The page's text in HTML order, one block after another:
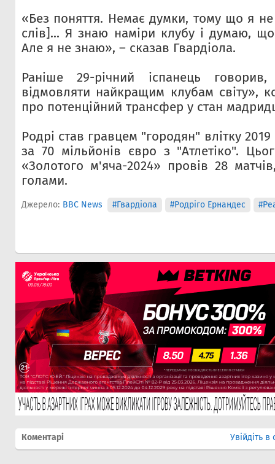
«Без поняття. Немає думки, тому що я
слів]... Я знаю наміри клубу і думаю,
Але я не знаю», – сказав Гвардіола.
Раніше 29-річний іспанець
відмовляти найкращим клубам світу»,
про потенційний трансфер у стан
Родрі став гравцем "городян" влітку
за 70 мільйонів євро з "Атлетіко".
«Золотого м'яча-2024» провів 28
голами.
Джерело: BBC News #Гвардіола #Родріго Ернандес
Коментарі Увійдіть в